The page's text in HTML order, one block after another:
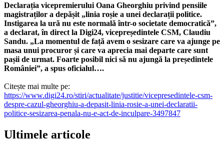
Declarația vicepremierului Oana Gheorghiu privind pensiile
magistraților a depășit „linia roșie a unei declarații politice.
Instigarea la ură nu este normală într-o societate democratică”,
a declarat, în direct la Digi24, vicepreședintele CSM, Claudiu
Sandu. „La momentul de față avem o sesizare care va ajunge pe
masa unui procuror și care va aprecia mai departe care sunt
pașii de urmat. Foarte posibil nici să nu ajungă la președintele
României”, a spus oficialul….
Citește mai multe pe:
https://www.digi24.ro/stiri/actualitate/justitie/vicepresedintele-csm-
despre-cazul-gheorghiu-a-depasit-linia-rosie-a-unei-declaratii-
politice-sesizarea-penala-nu-e-act-de-inculpare-3497847
Ultimele articole